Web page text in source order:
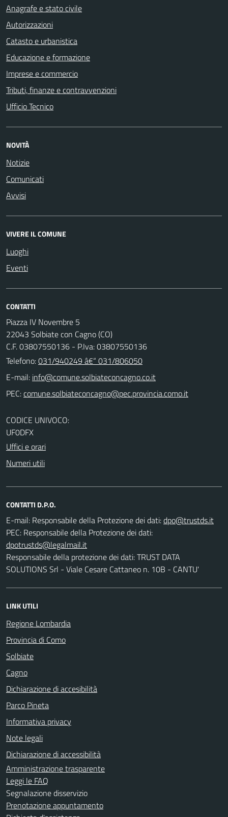
Anagrafe e stato civile
Autorizzazioni
Catasto e urbanistica
Educazione e formazione
Imprese e commercio
Tributi, finanze e contravvenzioni
Ufficio Tecnico
NOVITÀ
Notizie
Comunicati
Avvisi
VIVERE IL COMUNE
Luoghi
Eventi
CONTATTI
Piazza IV Novembre 5
22043 Solbiate con Cagno (CO)
C.F. 03807550136 - P.Iva: 03807550136
Telefono:031/940249 â€“ 031/806050
E-mail:
PEC:
CODICE UNIVOCO:
UF0DFX
Uffici e orari
Numeri utili
CONTATTI D.P.O.
E-mail: Responsabile della Protezione dei dati:
PEC: Responsabile della Protezione dei dati:
Responsabile della protezione dei dati: TRUST DATA
SOLUTIONS Srl - Viale Cesare Cattaneo n. 10B - CANTU'
LINK UTILI
Regione Lombardia
Provincia di Como
Solbiate
Cagno
Dichiarazione di accesibilità
Parco Pineta
Informativa privacy
Note legali
Dichiarazione di accessibilità
Amministrazione trasparente
Leggi le FAQ
Segnalazione disservizio
Prenotazione appuntamento